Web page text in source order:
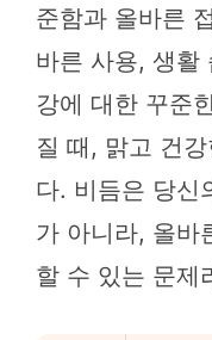
준함과 올바른
바른 사용, 생활
강에 대한 꾸준
질 때, 맑고 건
다. 비듬은 당신
가 아니라, 올바
할 수 있는 문제